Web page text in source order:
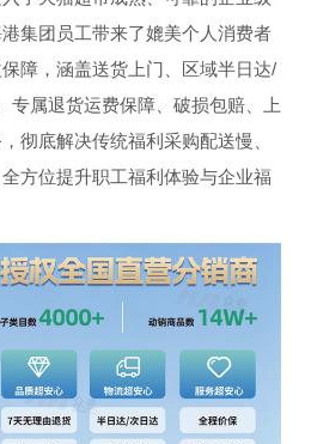
集团员工带来了媲美个人消费者
障，涵盖送货上门、区域半日达/
专属退货运费保障、破损包赔、上
彻底解决传统福利采购配送慢、
方位提升职工福利体验与企业福